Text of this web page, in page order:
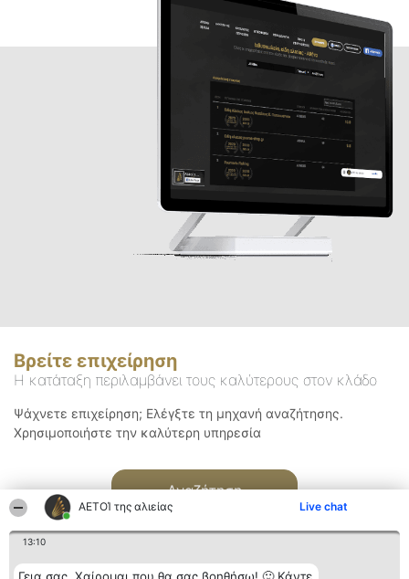
ΑΕΤΟΊ της αλιείας Live chat
13:10
Βρείτε επιχείρηση
Η κατάταξη περιλαμβάνει τους καλύτερους στον κλάδο
Ψάχνετε επιχείρηση; Ελέγξτε τη μηχανή αναζήτησης.
Χρησιμοποιήστε την καλύτερη υπηρεσία
Αναζήτηση